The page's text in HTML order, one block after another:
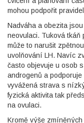
mohou podpořit
Nadváha a obezita
neovulaci. Tuková tkáň
může to narušit
uvolňování LH. Navíc
často objevuje u osob
androgenů a
vyvážená strava s
fyzická aktivita tak
na ovulaci.
Kromě výše